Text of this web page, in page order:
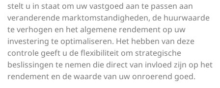
stelt u in staat om uw vastgoed aan te passen aan
veranderende marktomstandigheden, de huurwaarde
te verhogen en het algemene rendement op uw
investering te optimaliseren. Het hebben van deze
controle geeft u de flexibiliteit om strategische
beslissingen te nemen die direct van invloed zijn op het
rendement en de waarde van uw onroerend goed.